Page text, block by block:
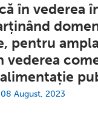
în vederea
pentru
August, 2023